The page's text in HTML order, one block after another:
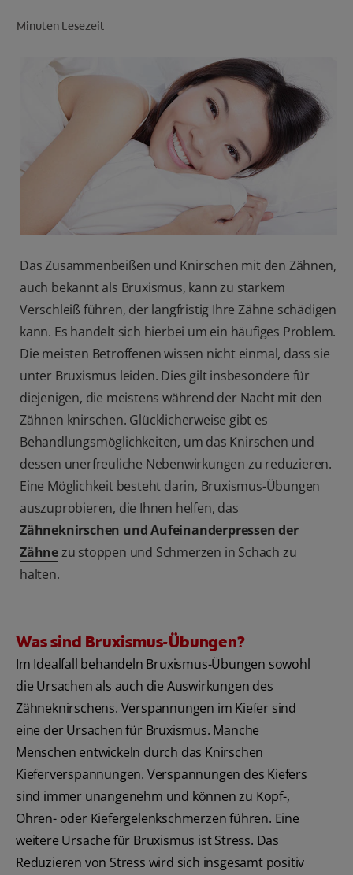
FÜR FACHKREISE
CH (DE)
Minuten Lesezeit
Das Zusammenbeißen und Knirschen mit den Zähnen,
auch bekannt als Bruxismus, kann zu starkem
Verschleiß führen, der langfristig Ihre Zähne schädigen
kann. Es handelt sich hierbei um ein häufiges Problem.
Die meisten Betroffenen wissen nicht einmal, dass sie
unter Bruxismus leiden. Dies gilt insbesondere für
diejenigen, die meistens während der Nacht mit den
Zähnen knirschen. Glücklicherweise gibt es
Behandlungsmöglichkeiten, um das Knirschen und
dessen unerfreuliche Nebenwirkungen zu reduzieren.
Eine Möglichkeit besteht darin, Bruxismus-Übungen
auszuprobieren, die Ihnen helfen, das
Zähneknirschen und Aufeinanderpressen der
Zähnezu stoppen und Schmerzen in Schach zu
halten.
Was sind Bruxismus-Übungen?
Im Idealfall behandeln Bruxismus-Übungen sowohl
die Ursachen als auch die Auswirkungen des
Zähneknirschens. Verspannungen im Kiefer sind
eine der Ursachen für Bruxismus. Manche
Menschen entwickeln durch das Knirschen
Kieferverspannungen. Verspannungen des Kiefers
sind immer unangenehm und können zu Kopf-,
Ohren- oder Kiefergelenkschmerzen führen. Eine
weitere Ursache für Bruxismus ist Stress. Das
Reduzieren von Stress wird sich insgesamt positiv